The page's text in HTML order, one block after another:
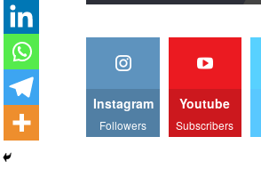
Youtube
Subscribers
Instagram
Followers